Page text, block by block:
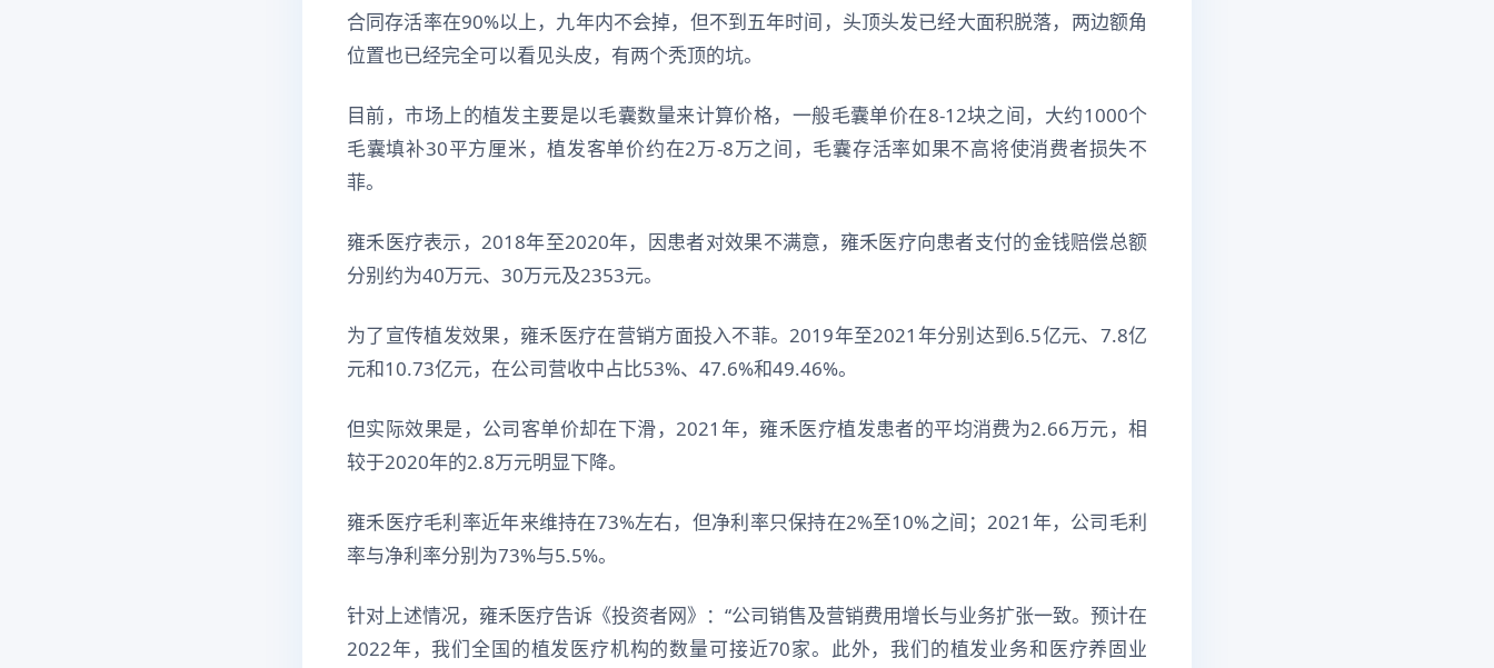
合同存活率在90%以上，九年内不会掉，但不到五年时间，头顶头发已经大面积脱落，两边额角
位置也已经完全可以看见头皮，有两个秃顶的坑。
目前，市场上的植发主要是以毛囊数量来计算价格，一般毛囊单价在8-12块之间，大约1000个
毛囊填补30平方厘米，植发客单价约在2万-8万之间，毛囊存活率如果不高将使消费者损失不
菲。
雍禾医疗表示，2018年至2020年，因患者对效果不满意，雍禾医疗向患者支付的金钱赔偿总额
分别约为40万元、30万元及2353元。
为了宣传植发效果，雍禾医疗在营销方面投入不菲。2019年至2021年分别达到6.5亿元、7.8亿
元和10.73亿元，在公司营收中占比53%、47.6%和49.46%。
但实际效果是，公司客单价却在下滑，2021年，雍禾医疗植发患者的平均消费为2.66万元，相
较于2020年的2.8万元明显下降。
雍禾医疗毛利率近年来维持在73%左右，但净利率只保持在2%至10%之间；2021年，公司毛利
率与净利率分别为73%与5.5%。
针对上述情况，雍禾医疗告诉《投资者网》：“公司销售及营销费用增长与业务扩张一致。预计在
2022年，我们全国的植发医疗机构的数量可接近70家。此外，我们的植发业务和医疗养固业